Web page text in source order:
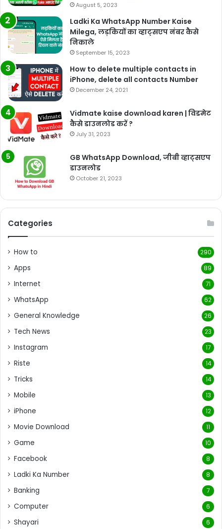
August 5, 2023
Ladki Ka WhatsApp Number Kaise
Milega, लड़कियों का व्हाट्सएप नंबर कैसे
निकाले
September 15, 2023
How to delete multiple contacts in
iPhone, delete all contacts Number
December 24, 2021
Vidmate kaise download karen | विडमेट
कैसे डाउनलोड करें ?
July 31, 2023
GB WhatsApp Download, जीबी व्हाट्सएप
डाउनलोड
October 21, 2023
Categories
How to 290
Apps 89
Internet 71
WhatsApp 62
General Knowledge 26
Tech News 23
Instagram 17
Riste 14
Tricks 14
Mobile 13
iPhone 12
Movie Download 11
Game 10
Facebook 8
Ladki Ka Number 8
Banking 7
Computer 6
Shayari 6